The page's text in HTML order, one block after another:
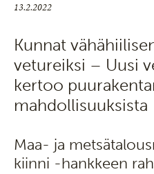
13.2.2022
Kunnat
vetureiksi – Uusi
kertoo
mahdollisuuksista
Maa- ja
kiinni -hankkeen